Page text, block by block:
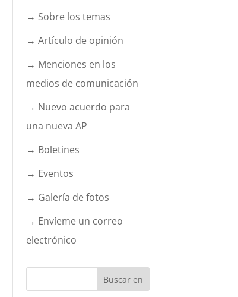
→ Sobre los temas
→ Artículo de opinión
→ Menciones en los
medios de comunicación
→ Nuevo acuerdo para
una nueva AP
→ Boletines
→ Eventos
→ Galería de fotos
→ Envíeme un correo
electrónico